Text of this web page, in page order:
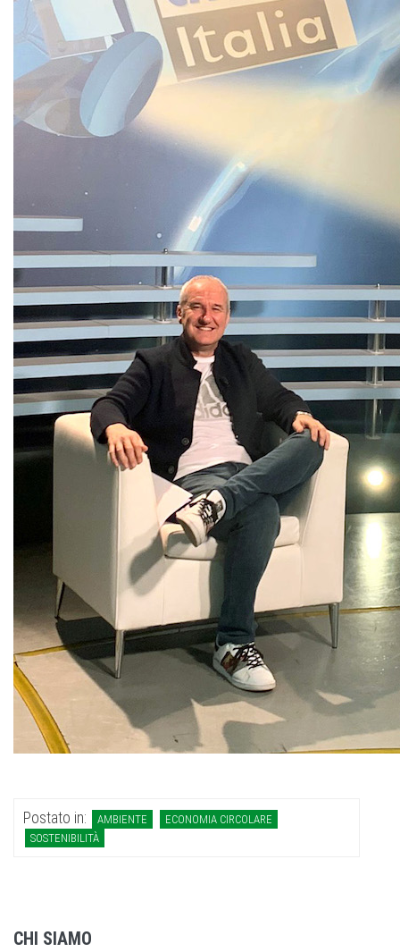
Postato in: AMBIENTE
ECONOMIA CIRCOLARE
SOSTENIBILITÀ
CHI SIAMO